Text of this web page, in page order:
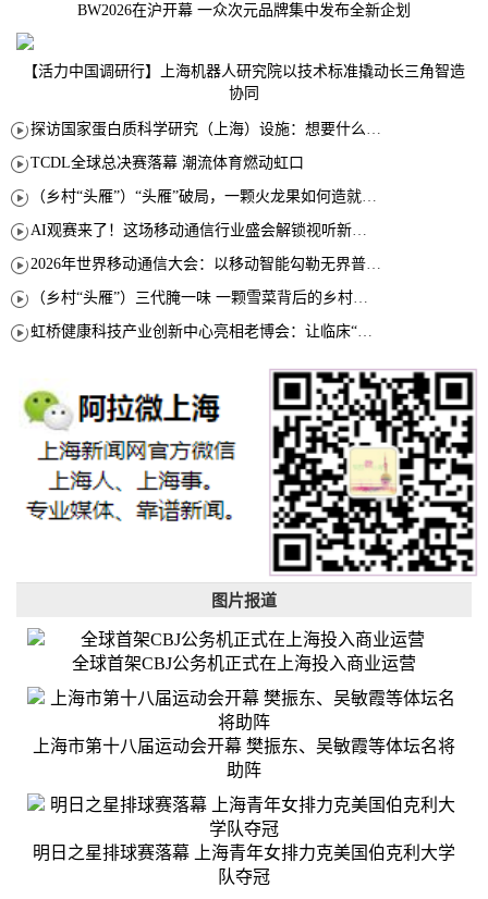
BW2026在沪开幕 一众次元品牌集中发布全新企划
【活力中国调研行】上海机器人研究院以技术标准撬动长三角智造
协同
TCDL全球总决赛落幕 潮流体育燃动虹口
图片报道
全球首架CBJ公务机正式在上海投入商业运营
上海市第十八届运动会开幕 樊振东、吴敏霞等体坛名将
助阵
明日之星排球赛落幕 上海青年女排力克美国伯克利大学
队夺冠